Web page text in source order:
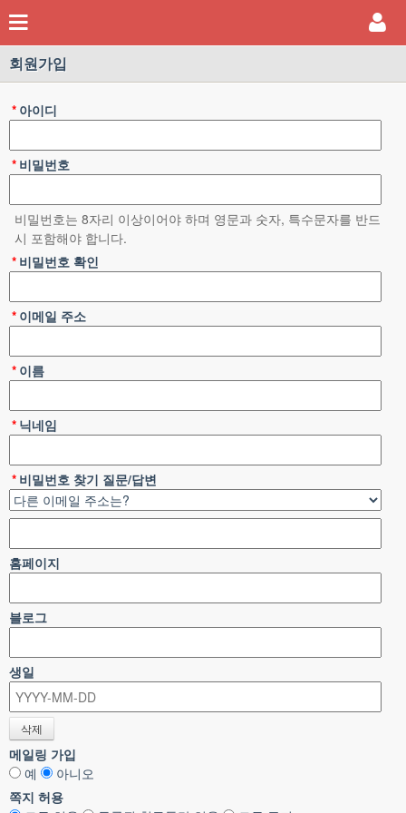
회원가입
아이디
*
비밀번호
*
비밀번호는 8자리 이상이어야 하며 영문과 숫자, 특수문자를 반드
시 포함해야 합니다.
비밀번호 확인
*
* 이메일 주소
* 이름
* 닉네임
* 비밀번호 찾기 질문/답변
홈페이지
블로그
생일
메일링 가입
예
아니오
쪽지 허용